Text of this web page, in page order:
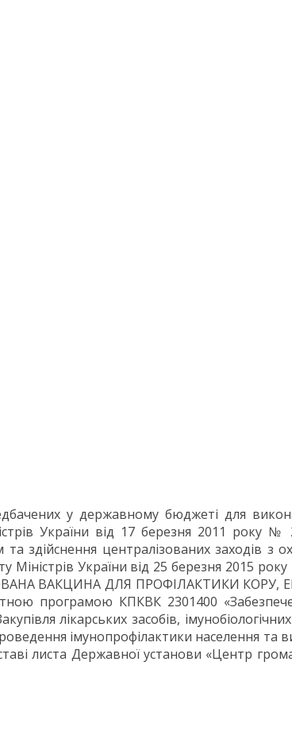
у державному бюджеті для
України від 17 березня 2011 року
здійснення централізованих заходів з
України від 25 березня 2015
ВАКЦИНА ДЛЯ ПРОФІЛАКТИКИ
програмою КПКВК 2301400
лікарських засобів,
імунопрофілактики населення
листа Державної установи «Центр